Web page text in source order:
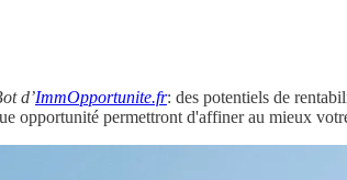
d’ImmOpportunite.fr: des potentiels de
opportunité permettront d'affiner au mieux